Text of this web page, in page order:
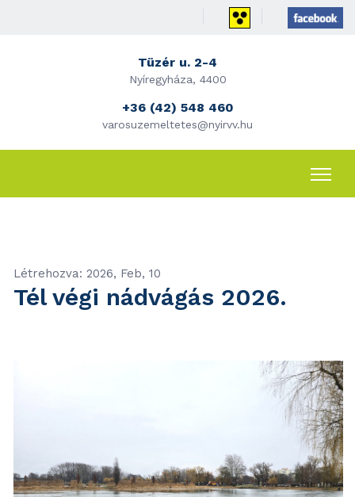
Tüzér u. 2-4
Nyíregyháza, 4400
+36 (42) 548 460
varosuzemeltetes@nyirvv.hu
Létrehozva: 2026, Feb, 10
Tél végi nádvágás 2026.